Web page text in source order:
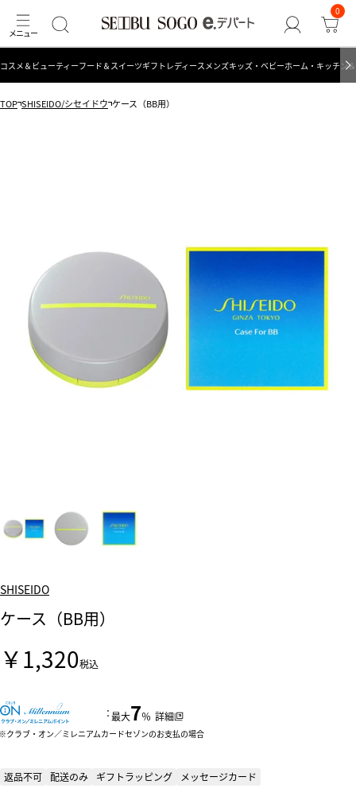
0
コスメ＆ビューティーフード＆スイーツギフト レディース メンズキッズ・ベビーホーム・キッチン
TOP SHISEIDO/シセイドウ ケース（BB用）
SHISEIDO
ケース（BB用）
￥1,320税込
：最大7％ 詳細
クラブ・オン／ミレニアムカードセゾンのお支払の場合
返品不可 配送のみ ギフトラッピング メッセージカード